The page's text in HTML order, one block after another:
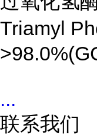
Triamyl
...
联系我们